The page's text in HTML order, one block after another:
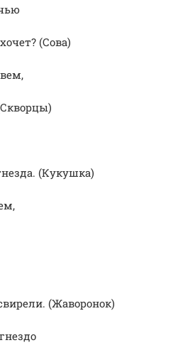
(Сова)
(Кукушка)
(Жаворонок)